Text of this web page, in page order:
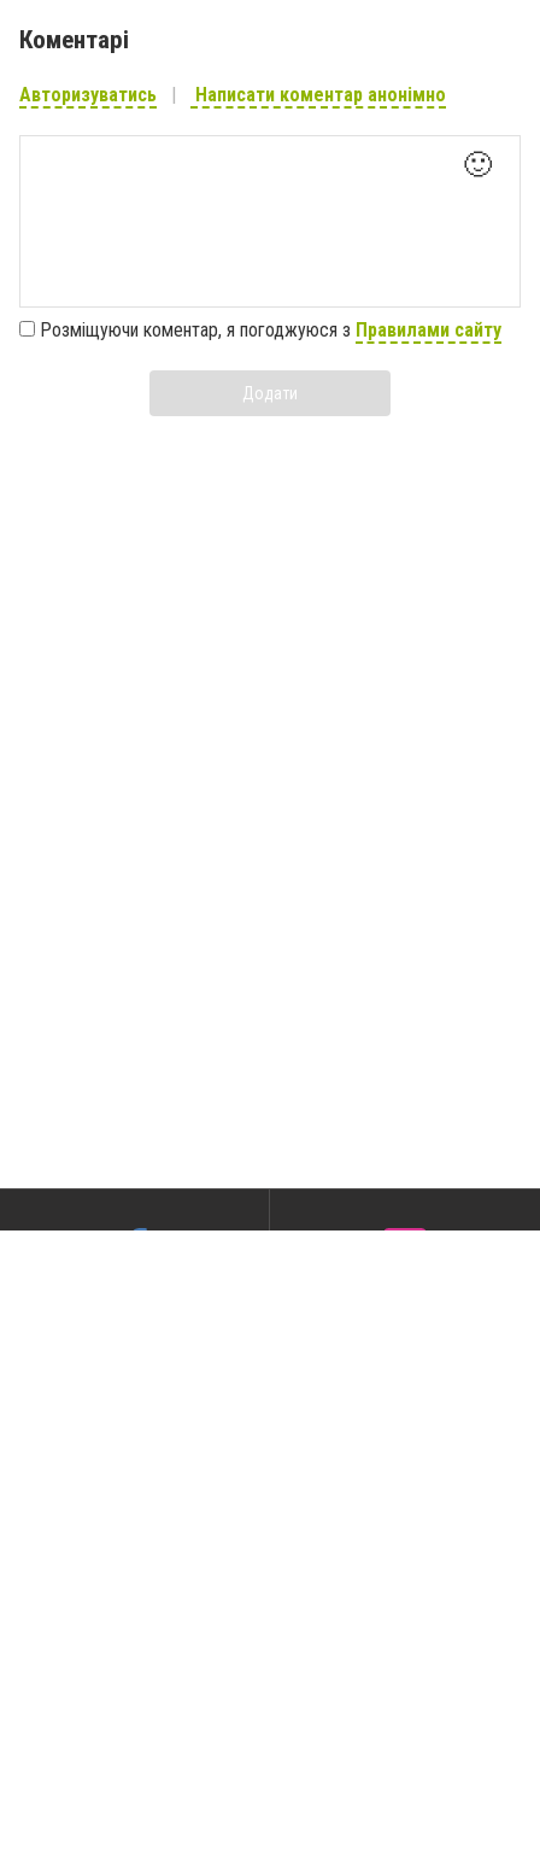
Коментарі
Авторизуватись Написати коментар анонімно
🙂
Розміщуючи коментар, я погоджуюся з Правилами сайту
Додати